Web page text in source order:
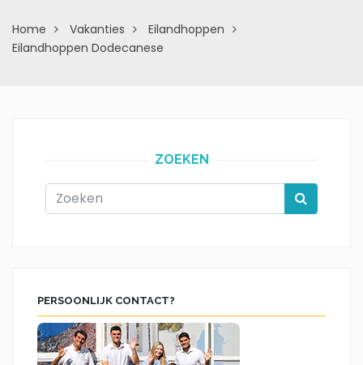
Home Vakanties
Eilandhoppen
Eilandhoppen Dodecanese
ZOEKEN
PERSOONLIJK CONTACT?